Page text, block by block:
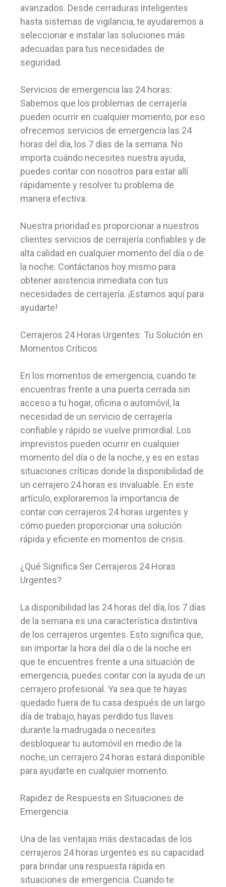
avanzados. Desde cerraduras inteligentes
hasta sistemas de vigilancia, te ayudaremos a
seleccionar e instalar las soluciones más
adecuadas para tus necesidades de
seguridad.
Servicios de emergencia las 24 horas:
Sabemos que los problemas de cerrajería
pueden ocurrir en cualquier momento, por eso
ofrecemos servicios de emergencia las 24
horas del día, los 7 días de la semana. No
importa cuándo necesites nuestra ayuda,
puedes contar con nosotros para estar allí
rápidamente y resolver tu problema de
manera efectiva.
Nuestra prioridad es proporcionar a nuestros
clientes servicios de cerrajería confiables y de
alta calidad en cualquier momento del día o de
la noche. Contáctanos hoy mismo para
obtener asistencia inmediata con tus
necesidades de cerrajería. ¡Estamos aquí para
ayudarte!
Cerrajeros 24 Horas Urgentes: Tu Solución en
Momentos Críticos
En los momentos de emergencia, cuando te
encuentras frente a una puerta cerrada sin
acceso a tu hogar, oficina o automóvil, la
necesidad de un servicio de cerrajería
confiable y rápido se vuelve primordial. Los
imprevistos pueden ocurrir en cualquier
momento del día o de la noche, y es en estas
situaciones críticas donde la disponibilidad de
un cerrajero 24 horas es invaluable. En este
artículo, exploraremos la importancia de
contar con cerrajeros 24 horas urgentes y
cómo pueden proporcionar una solución
rápida y eficiente en momentos de crisis.
¿Qué Significa Ser Cerrajeros 24 Horas
Urgentes?
La disponibilidad las 24 horas del día, los 7 días
de la semana es una característica distintiva
de los cerrajeros urgentes. Esto significa que,
sin importar la hora del día o de la noche en
que te encuentres frente a una situación de
emergencia, puedes contar con la ayuda de un
cerrajero profesional. Ya sea que te hayas
quedado fuera de tu casa después de un largo
día de trabajo, hayas perdido tus llaves
durante la madrugada o necesites
desbloquear tu automóvil en medio de la
noche, un cerrajero 24 horas estará disponible
para ayudarte en cualquier momento.
Rapidez de Respuesta en Situaciones de
Emergencia
Una de las ventajas más destacadas de los
cerrajeros 24 horas urgentes es su capacidad
para brindar una respuesta rápida en
situaciones de emergencia. Cuando te